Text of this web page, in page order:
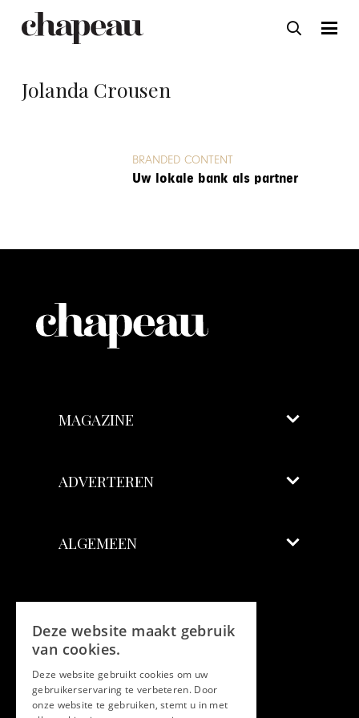
Jolanda Crousen
BRANDED CONTENT
Uw lokale bank als partner
MAGAZINE
ADVERTEREN
ALGEMEEN
Facebook
Twitter
Deze website maakt gebruik
van cookies.
Deze website gebruikt cookies om uw
gebruikerservaring te verbeteren. Door
onze website te gebruiken, stemt u in met